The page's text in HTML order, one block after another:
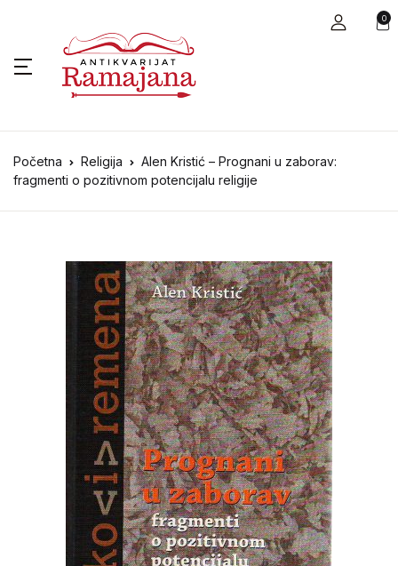
0
Početna Religija
Alen Kristić – Prognani u zaborav:
fragmenti o pozitivnom potencijalu religije